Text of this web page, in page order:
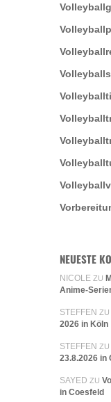
NEUESTE
NICOLE ZU
Anime-
STEFFEN ZU
2026 in Köln
STEFFEN ZU
23.8.2026 in
SAYED ZU
in Coesfeld